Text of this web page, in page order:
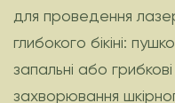
для проведення
глибокого бікіні:
запальні або грибкові
захворювання